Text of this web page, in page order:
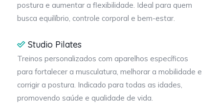
postura e aumentar a flexibilidade. Ideal para quem
busca equilíbrio, controle corporal e bem-estar.
Studio Pilates
Treinos personalizados com aparelhos específicos
para fortalecer a musculatura, melhorar a mobilidade e
corrigir a postura. Indicado para todas as idades,
promovendo saúde e qualidade de vida.